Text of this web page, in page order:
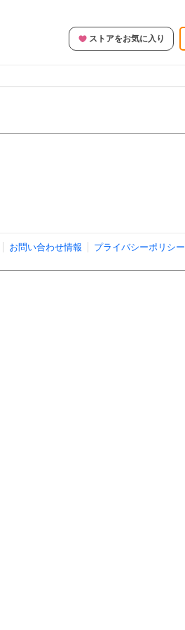
ストアをお気に入り
お問い合わせ情報 プライバシーポリシー